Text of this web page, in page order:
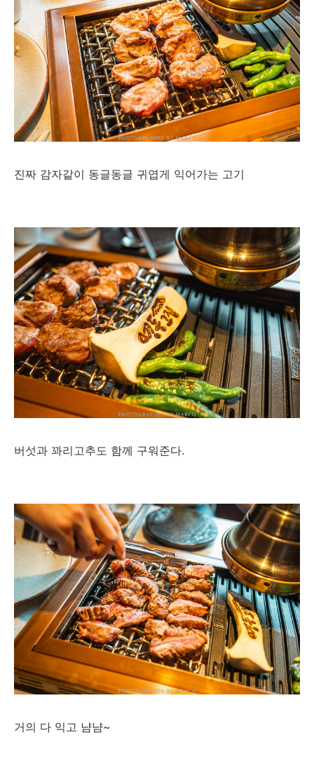
진짜 감자같이 동글동글 귀엽게 익어가는 고기
버섯과 꽈리고추도 함께 구워준다.
거의 다 익고 냠냠~